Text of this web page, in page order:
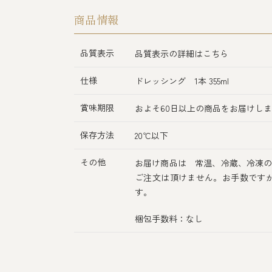
商品情報
品質表示 品質表示の詳細はこちら
仕様 ドレッシング 1本 355ml
賞味期限 およそ60日以上の商品をお届けし
保存方法 20℃以下
その他
お届け商品は 常温、冷蔵、冷凍
ご注文は頂けません。お手数です
す。
梱包手数料：なし